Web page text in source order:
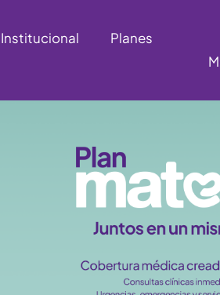
Institucional Planes